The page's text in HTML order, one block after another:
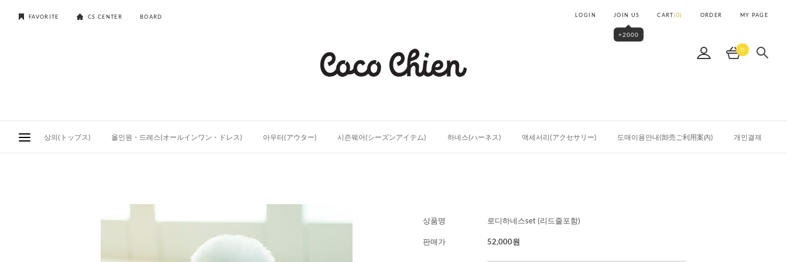
FAVORITE CS CENTER BOARD LOGIN JOIN US
+2000
CART(0) ORDER MY PAGE
0
상의(トップス) 올인원・드레스(オールインワン・ドレス) 아우터(アウター) 시즌웨어(シーズンアイテム) 하네스(ハーネス) 액세서리(アクセサリー) 도매이용안내(卸売ご利用案内) 개인결제
상품명 로디하네스set (리드줄포함)
판매가 52,000원